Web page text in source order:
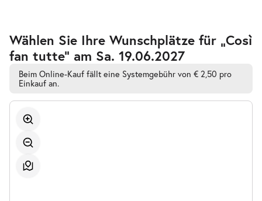
Wählen Sie Ihre Wunschplätze für „Così
fan tutte” am Sa. 19.06.2027
Beim Online-Kauf fällt eine Systemgebühr von € 2,50 pro
Einkauf an.
Zur
barrierefreien
automatischen
Bestplatzwahl